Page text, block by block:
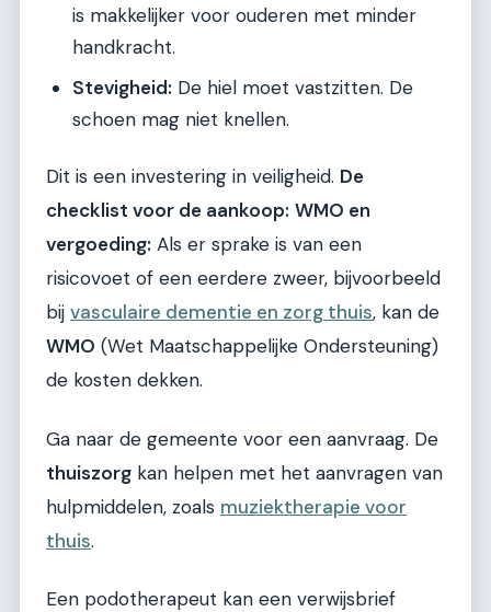
is makkelijker voor ouderen met minder
handkracht.
Stevigheid: De hiel moet vastzitten. De
schoen mag niet knellen.
Dit is een investering in veiligheid. De
checklist voor de aankoop: WMO en
vergoeding: Als er sprake is van een
risicovoet of een eerdere zweer, bijvoorbeeld
bij vasculaire dementie en zorg thuis, kan de
WMO (Wet Maatschappelijke Ondersteuning)
de kosten dekken.
Ga naar de gemeente voor een aanvraag. De
thuiszorg kan helpen met het aanvragen van
hulpmiddelen, zoals muziektherapie voor
thuis.
Een podotherapeut kan een verwijsbrief